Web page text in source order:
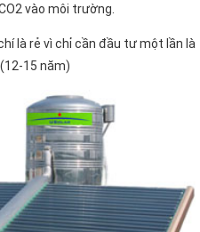
vào môi trường.
là rẻ vì chỉ cần đầu tư một lần là
15 năm)